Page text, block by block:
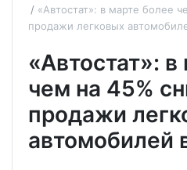
«Автостат»: в марте более
продажи легковых
«Автостат»:
чем на 45%
продажи
автомобилей